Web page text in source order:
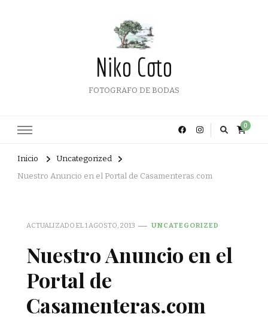
Niko Coto
FOTOGRAFO DE BODAS
0
Inicio
Uncategorized
Nuestro Anuncio en el Portal de Casamenteras.com
ACTUALIZADO EL1 AGOSTO, 2013 UNCATEGORIZED
Nuestro Anuncio en el
Portal de
Casamenteras.com